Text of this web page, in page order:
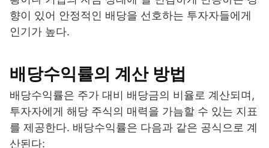
향이 있어 안정적인 배당을 선호하는 투자자들에게
인기가 높다.
배당수익률의 계산 방법
배당수익률은 주가 대비 배당금의 비율로 계산되며,
투자자에게 해당 주식의 매력을 가늠할 수 있는 지표
를 제공한다. 배당수익률은 다음과 같은 공식으로 계
산된다: